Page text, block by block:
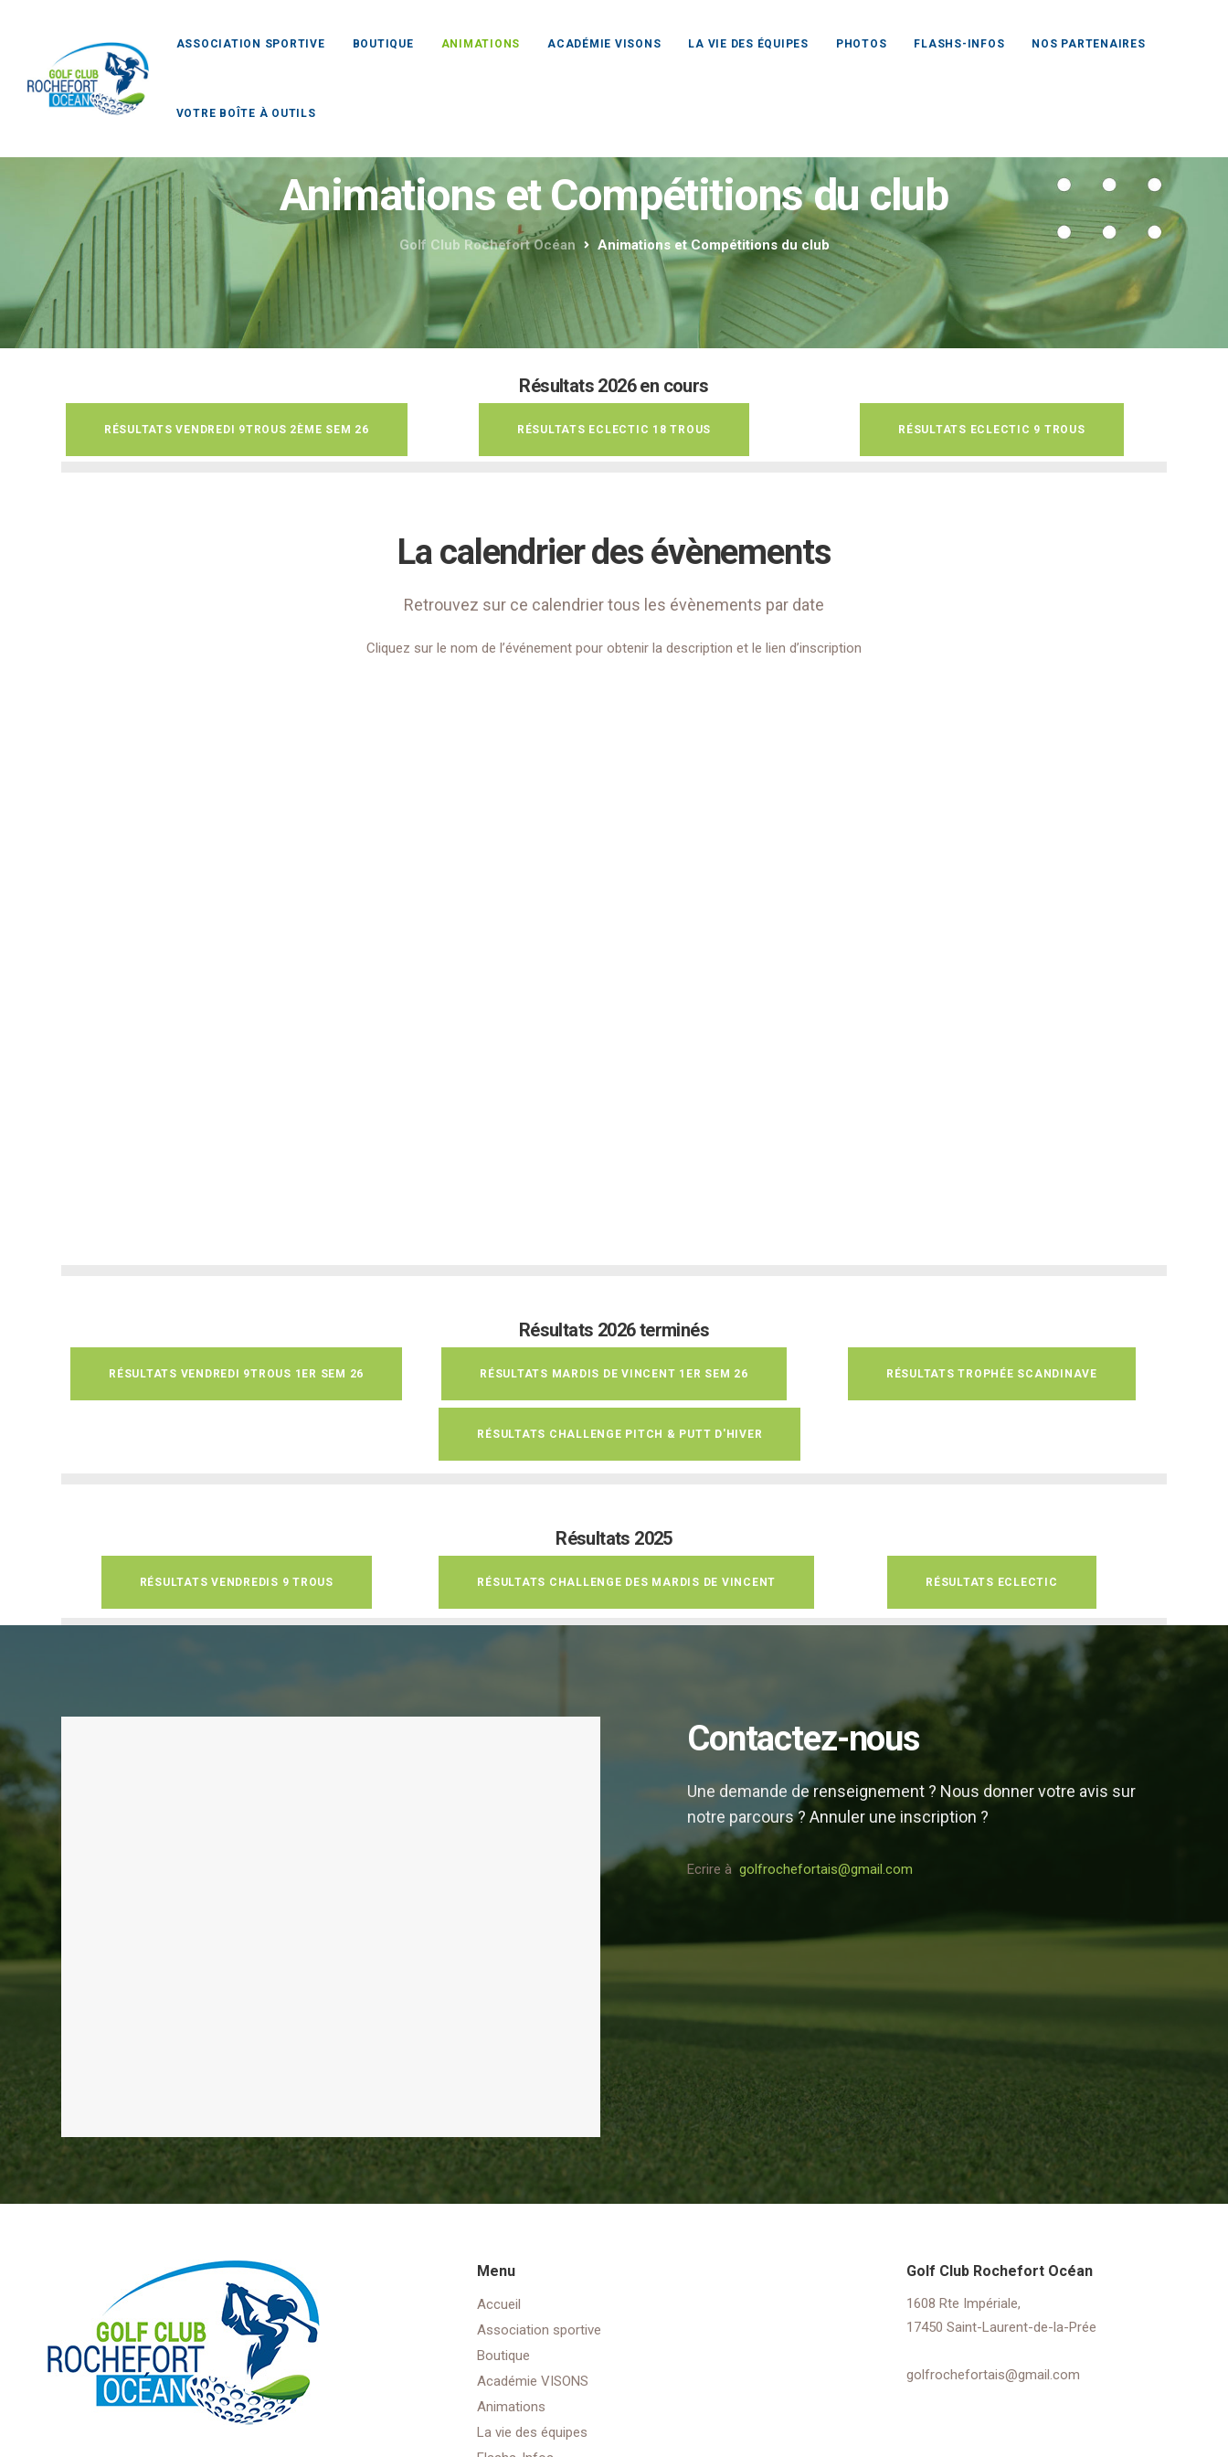
ASSOCIATION SPORTIVE BOUTIQUE ANIMATIONS ACADÉMIE VISONS LA VIE DES ÉQUIPES PHOTOS FLASHS-INFOS NOS PARTENAIRES
VOTRE BOÎTE À OUTILS
Animations et Compétitions du club
Golf Club Rochefort Océan Animations et Compétitions du club
Résultats 2026 en cours
RÉSULTATS VENDREDI 9TROUS 2ÈME SEM 26 RÉSULTATS ECLECTIC 18 TROUS RÉSULTATS ECLECTIC 9 TROUS
La calendrier des évènements
Retrouvez sur ce calendrier tous les évènements par date
Cliquez sur le nom de l’événement pour obtenir la description et le lien d’inscription
Résultats 2026 terminés
RÉSULTATS VENDREDI 9TROUS 1ER SEM 26 RÉSULTATS MARDIS DE VINCENT 1ER SEM 26
RÉSULTATS CHALLENGE PITCH & PUTT D'HIVER
RÉSULTATS TROPHÉE SCANDINAVE
Résultats 2025
RÉSULTATS VENDREDIS 9 TROUS RÉSULTATS CHALLENGE DES MARDIS DE VINCENT RÉSULTATS ECLECTIC
Contactez-nous
Une demande de renseignement ? Nous donner votre avis sur
notre parcours ? Annuler une inscription ?
Ecrire à golfrochefortais@gmail.com
Menu
Accueil
Association sportive
Boutique
Académie VISONS
Animations
La vie des équipes
Golf Club Rochefort Océan
1608 Rte Impériale,
17450 Saint-Laurent-de-la-Prée
golfrochefortais@gmail.com